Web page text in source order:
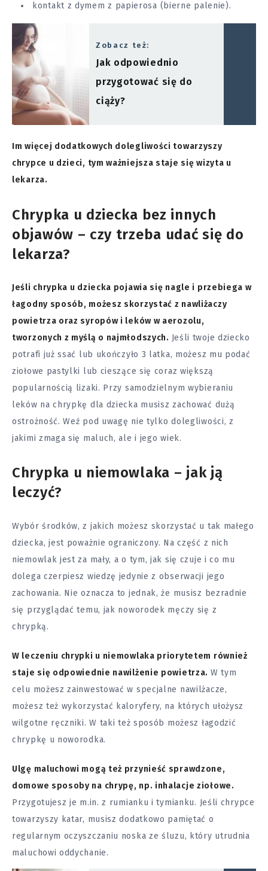
kontakt z dymem z papierosa (bierne palenie).
Zobacz też:
Jak odpowiednio
przygotować się do
ciąży?
Im więcej dodatkowych dolegliwości towarzyszy
chrypce u dzieci, tym ważniejsza staje się wizyta u
lekarza.
Chrypka u dziecka bez innych
objawów – czy trzeba udać się do
lekarza?
Jeśli chrypka u dziecka pojawia się nagle i przebiega w
łagodny sposób, możesz skorzystać z nawliżaczy
powietrza oraz syropów i leków w aerozolu,
tworzonych z myślą o najmłodszych. Jeśli twoje dziecko
potrafi już ssać lub ukończyło 3 latka, możesz mu podać
ziołowe pastylki lub cieszące się coraz większą
popularnością lizaki. Przy samodzielnym wybieraniu
leków na chrypkę dla dziecka musisz zachować dużą
ostrożność. Weź pod uwagę nie tylko dolegliwości, z
jakimi zmaga się maluch, ale i jego wiek.
Chrypka u niemowlaka – jak ją
leczyć?
Wybór środków, z jakich możesz skorzystać u tak małego
dziecka, jest poważnie ograniczony. Na część z nich
niemowlak jest za mały, a o tym, jak się czuje i co mu
dolega czerpiesz wiedzę jedynie z obserwacji jego
zachowania. Nie oznacza to jednak, że musisz bezradnie
się przyglądać temu, jak noworodek męczy się z
chrypką.
W leczeniu chrypki u niemowlaka priorytetem również
staje się odpowiednie nawilżenie powietrza. W tym
celu możesz zainwestować w specjalne nawilżacze,
możesz też wykorzystać kaloryfery, na których ułożysz
wilgotne ręczniki. W taki też sposób możesz łagodzić
chrypkę u noworodka.
Ulgę maluchowi mogą też przynieść sprawdzone,
domowe sposoby na chrypę, np. inhalacje ziołowe.
Przygotujesz je m.in. z rumianku i tymianku. Jeśli chrypce
towarzyszy katar, musisz dodatkowo pamiętać o
regularnym oczyszczaniu noska ze śluzu, który utrudnia
maluchowi oddychanie.